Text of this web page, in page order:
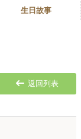
生日故事
返回列表